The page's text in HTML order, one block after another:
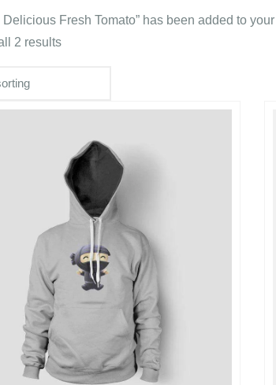
Delicious Fresh Tomato” has been added to your
2 results